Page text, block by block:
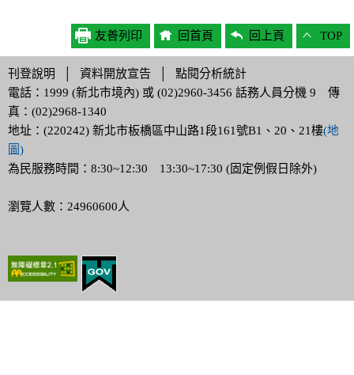
友善列印 回首頁 回上頁 TOP
刊登說明 資料開放宣告
點閱分析統計
電話：1999 (新北市境內) 或 (02)2960-3456 話務人員分機 9 傳
真：(02)2968-1340
地址：(220242) 新北市板橋區中山路1段161號B1、20、21樓(地
圖)
為民服務時間：8:30~12:30 13:30~17:30 (固定例假日除外)
瀏覽人數：24960600人